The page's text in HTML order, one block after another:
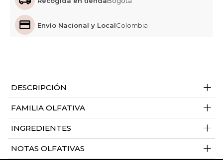
Envío Nacional y LocalColombia
DESCRIPCIÓN +
FAMILIA OLFATIVA +
INGREDIENTES +
NOTAS OLFATIVAS +